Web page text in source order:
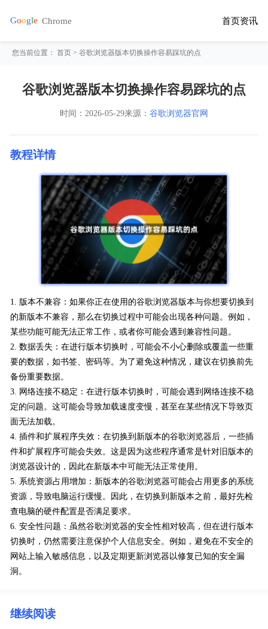
首页资讯
您当前位置：首页 > 谷歌浏览器版本切换操作容易踩坑的点
谷歌浏览器版本切换操作容易踩坑的点
时间： 2026-05-29来源： 谷歌浏览器官网
教程详情
1. 版本不兼容：如果你正在使用的谷歌浏览器版本与你想要切换到
的新版本不兼容，那么在切换过程中可能会出现各种问题。例如，
某些功能可能无法正常工作，或者你可能会遇到兼容性问题。
2. 数据丢失：在进行版本切换时，可能会不小心删除或覆盖一些重
要的数据，如书签、密码等。为了避免这种情况，建议在切换前先
备份重要数据。
3. 网络连接不稳定：在进行版本切换时，可能会遇到网络连接不稳
定的问题。这可能会导致加载速度变慢，甚至在某些情况下导致页
面无法加载。
4. 插件和扩展程序失效：在切换到新版本的谷歌浏览器后，一些插
件和扩展程序可能会失效。这是因为这些程序通常是针对旧版本的
浏览器设计的，因此在新版本中可能无法正常使用。
5. 系统资源占用增加：新版本的谷歌浏览器可能会占用更多的系统
资源，导致电脑运行缓慢。因此，在切换到新版本之前，最好先检
查电脑的硬件配置是否满足要求。
6. 安全性问题：虽然谷歌浏览器的安全性相对较高，但在进行版本
切换时，仍然需要注意保护个人信息安全。例如，避免在不安全的
网站上输入敏感信息，以及定期更新浏览器以修复已知的安全漏
洞。
继续阅读